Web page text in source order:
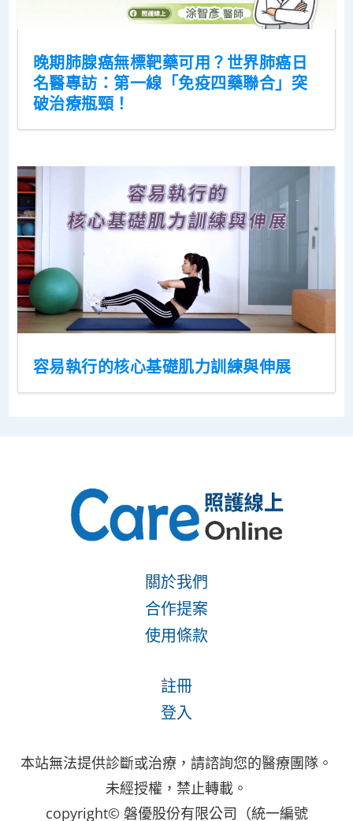
晚期肺腺癌無標靶藥可用？世界肺癌日
名醫專訪：第一線「免疫四藥聯合」突
破治療瓶頸！
容易執行的核心基礎肌力訓練與伸展
關於我們
合作提案
使用條款
註冊
登入
本站無法提供診斷或治療，請諮詢您的醫療團隊。
未經授權，禁止轉載。
copyright© 磐優股份有限公司（統一編號